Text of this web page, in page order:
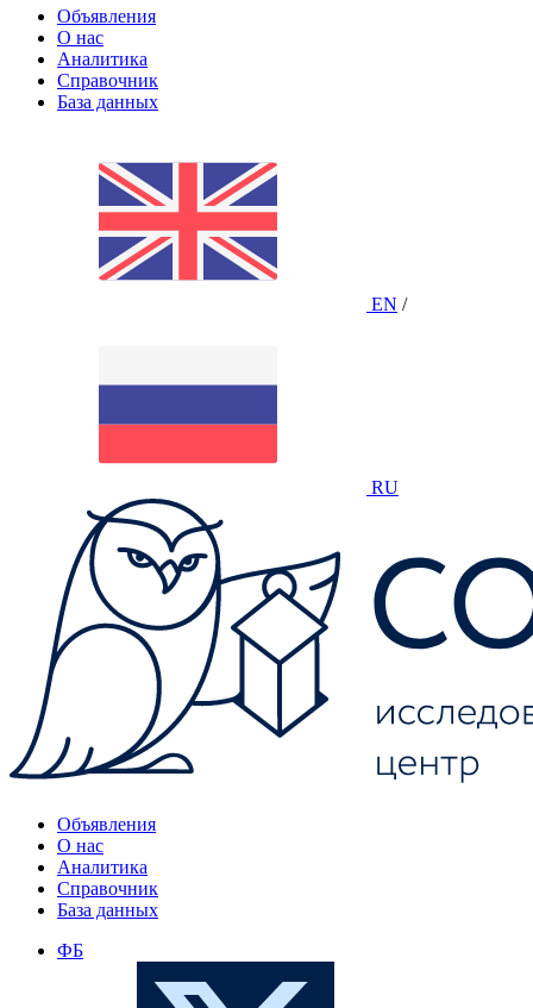
Объявления
О нас
Аналитика
Справочник
База данных
EN /
RU
Объявления
О нас
Аналитика
Справочник
База данных
ФБ